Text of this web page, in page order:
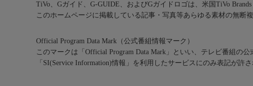
TiVo、Gガイド、G-GUIDE、およびGガイドロゴは、米国TiVo
このホームページに掲載している記事・写真等あらゆる素材の無断
Official Program Data Mark（公式番組情報マーク）
このマークは「Official Program Data Mark」といい、テレビ番組の公
「SI(Service Information)情報」を利用したサービスにのみ表記が許